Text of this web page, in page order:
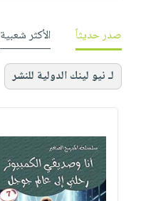
صدر حديثاً الأكثر شعبية
لـ نيو لينك الدولية للنشر